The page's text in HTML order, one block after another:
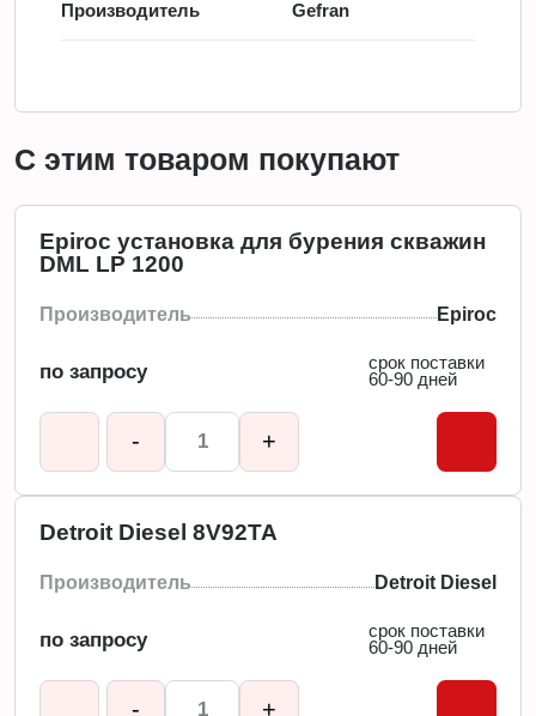
Производитель Gefran
С этим товаром покупают
Epiroc установка для бурения скважин
DML LP 1200
Производитель Epiroc
по запросу
срок поставки
60-90 дней
- +
Detroit Diesel 8V92TA
Производитель Detroit Diesel
по запросу
срок поставки
60-90 дней
- +